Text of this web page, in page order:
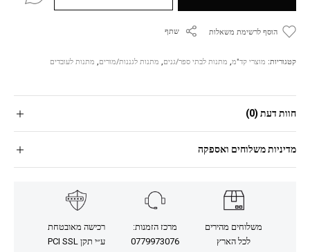
הוסף לרשימת משאלות שתף
קטגוריות: מוצרי קד"מ, מתנות לבתי ספר/גנים, מתנות לגננות/מורים, מתנות לעובדים
חוות דעת (0)
מדיניות משלוחים ואספקה
משלוחים מהירים
לכל הארץ
מרכז הזמנות:
0779973076
רכישה מאובטחת
ע״י תקן PCI SSL